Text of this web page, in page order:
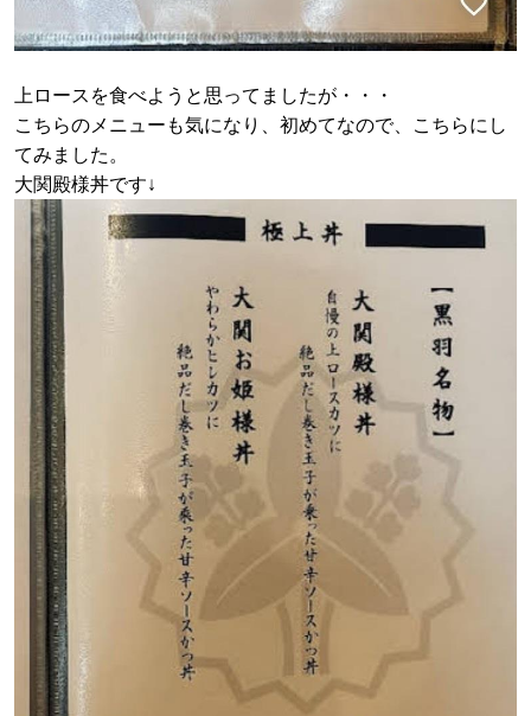
上ロースを食べようと思ってましたが・・・
こちらのメニューも気になり、初めてなので、こちらにし
てみました。
大関殿様丼です↓